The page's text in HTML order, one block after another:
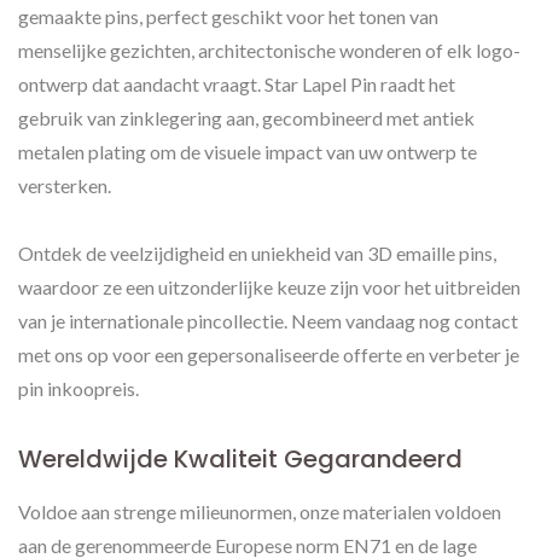
gemaakte pins, perfect geschikt voor het tonen van
menselijke gezichten, architectonische wonderen of elk logo-
ontwerp dat aandacht vraagt. Star Lapel Pin raadt het
gebruik van zinklegering aan, gecombineerd met antiek
metalen plating om de visuele impact van uw ontwerp te
versterken.
Ontdek de veelzijdigheid en uniekheid van 3D emaille pins,
waardoor ze een uitzonderlijke keuze zijn voor het uitbreiden
van je internationale pincollectie. Neem vandaag nog contact
met ons op voor een gepersonaliseerde offerte en verbeter je
pin inkoopreis.
Wereldwijde Kwaliteit Gegarandeerd
Voldoe aan strenge milieunormen, onze materialen voldoen
aan de gerenommeerde Europese norm EN71 en de lage